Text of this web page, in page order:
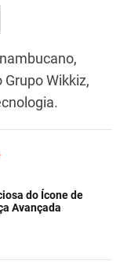
Grupo Wikkiz,
do Ícone de
Avançada